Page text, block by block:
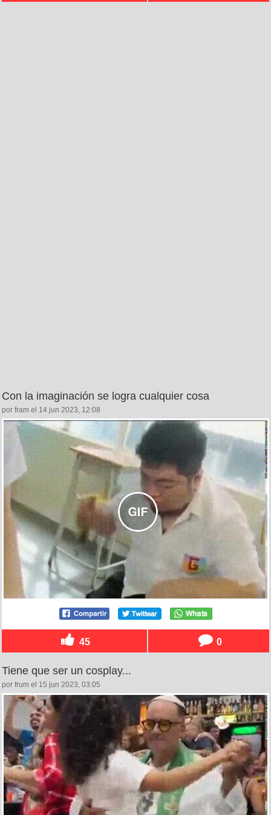
Con la imaginación se logra cualquier cosa
por fram el 14 jun 2023, 12:08
45 0
Tiene que ser un cosplay...
por frum el 15 jun 2023, 03:05